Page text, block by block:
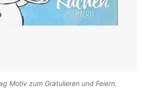
Motiv zum Gratulieren und Feiern.